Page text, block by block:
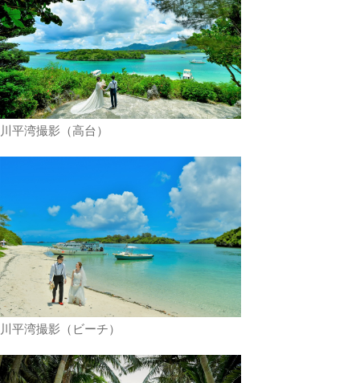
川平湾撮影（高台）
川平湾撮影（ビーチ）